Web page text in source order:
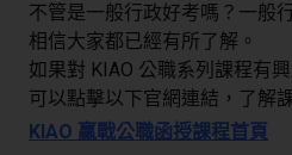
不管是一般行政好考嗎？一般
相信大家都已經有所了解。
如果對 KIAO 公職系列課程有興
可以點擊以下官網連結，了解
KIAO 贏戰公職函授課程首頁